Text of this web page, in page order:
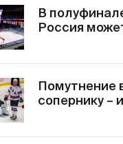
В
Россия
Помутнение
сопернику –